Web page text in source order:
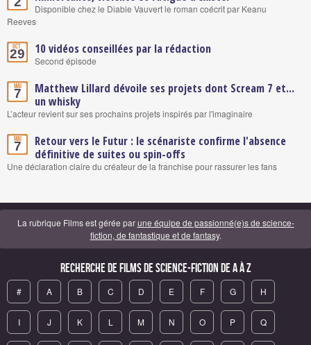
Disponible chez le Diable Vauvert le roman coécrit par Keanu
Reeves
Oct.
29 10 vidéos conseillées par la rédaction
Second épisode
Mai
7
Matthew Lillard dévoile ses projets dont Scream 7 et...
un whisky
L’acteur revient sur ses prochains projets inspirés par l'imaginaire
Mai
7
Retour vers le Futur : le scénariste confirme l'absence
définitive de suites ou spin-offs
Une déclaration claire du créateur de la franchise pour rassurer les fans
La rubrique Films est gérée parune équipe de passionné(e)s de science-
fiction, de fantastique et de fantasy.
Recherche de Films de science-fiction de A à Z
# A B C D E F G H
I J K L M N O P Q